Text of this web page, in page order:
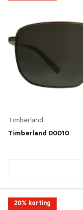
Timberland
Timberland 00010
20% korting